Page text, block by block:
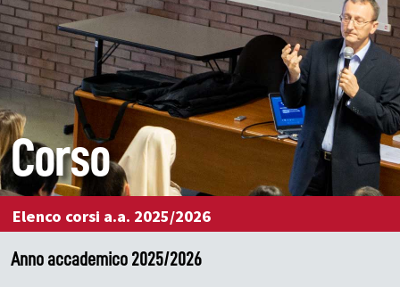
Corso
Elenco corsi a.a. 2025/2026
Anno accademico 2025/2026